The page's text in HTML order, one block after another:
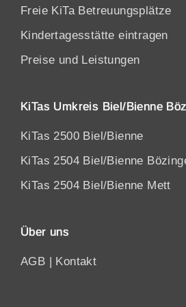
Freie KiTa Betreuungsplätze
Kindertagesstätte eintragen
Preise und Leistungen
KiTas Umkreis Biel/Bienne
KiTas 2500 Biel/Bienne
KiTas 2504 Biel/Bienne
KiTas 2504 Biel/Bienne Mett
Über uns
AGB Kontakt